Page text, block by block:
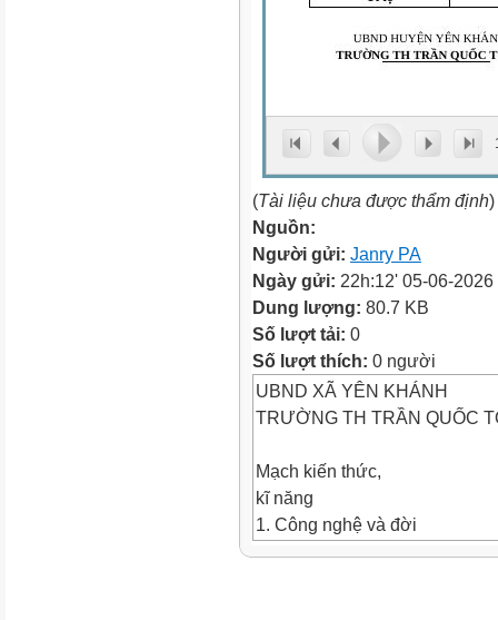
(Tài liệu chưa được thẩm định)
Nguồn:
Người gửi: Janry PA
Ngày gửi: 22h:12' 05-06-2026
Dung lượng: 80.7 KB
Số lượt tải: 0
Số lượt thích: 0 người
UBND XÃ YÊN KHÁNH
TRƯỜNG TH TRẦN QUỐC
Mạch kiến thức,
kĩ năng
1. Công nghệ và đời